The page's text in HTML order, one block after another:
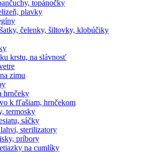
topánočky
plavky
čelenky, šiltovky, klobúčiky
krstu, na slávnosť
zimu
hrnčeky
k fľašiam, hrnčekom
termosky
sáčky
sterilizatory
príbory
na cumlíky